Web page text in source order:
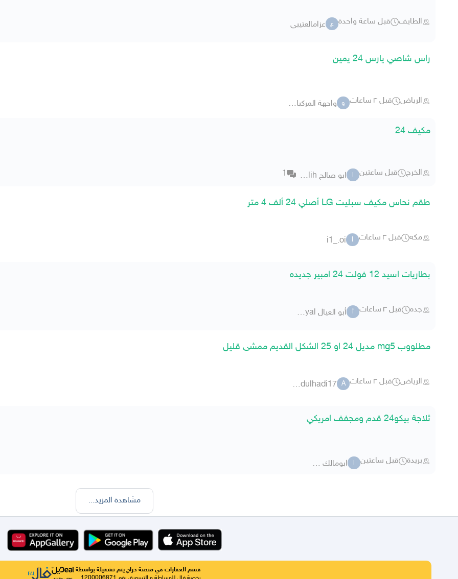
الطايف قبل ساعة واحدة ع عزامالعتيبي
راس شاصي يارس 24 يمين
الرياض قبل ٣ ساعات و واجهة المركبات -198
مكيف 24
الخرج قبل ساعتين ا ابو صالح abo salih 1
طقم نحاس مكيف سبليت LG أصلي 24 ألف 4 متر
مكه قبل ٣ ساعات I
i1_.oi
بطاريات اسيد 12 فولت 24 امبير جديده
جده قبل ٣ ساعات أ أبو العيال abo al3eyal
مطلووب mg5 مديل 24 او 25 الشكل القديم ممشى قليل
الرياض قبل ٣ ساعات A
aabdulhadi17
ثلاجة بيكو24 قدم ومجفف امريكي
بريدة قبل ساعتين ا ابومالك 498
مشاهدة المزيد...
قسم العقارات في منصة حراج يتم تشغيلة بواسطة